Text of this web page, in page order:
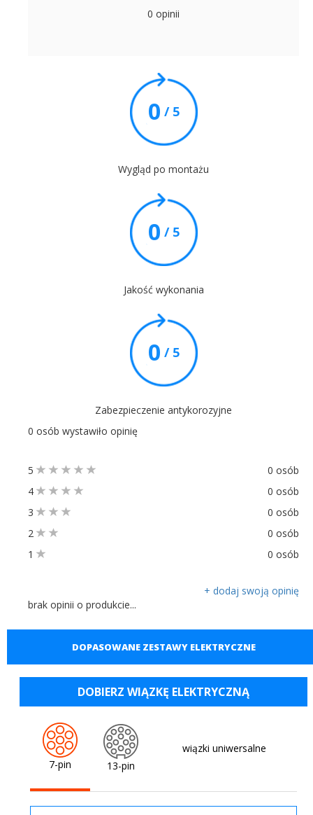
0 opinii
0 / 5
Wygląd po montażu
0 / 5
Jakość wykonania
0 / 5
Zabezpieczenie antykorozyjne
0 osób wystawiło opinię
5
0 osób
4
0 osób
3
0 osób
2
0 osób
1
0 osób
+ dodaj swoją opinię
brak opinii o produkcie...
DOPASOWANE ZESTAWY ELEKTRYCZNE
DOBIERZ WIĄZKĘ ELEKTRYCZNĄ
7-pin 13-pin
wiązki uniwersalne